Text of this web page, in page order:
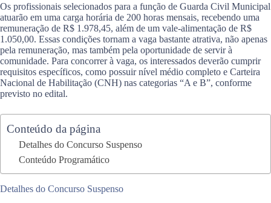
Os profissionais selecionados para a função de Guarda Civil Municipal
atuarão em uma carga horária de 200 horas mensais, recebendo uma
remuneração de R$ 1.978,45, além de um vale-alimentação de R$
1.050,00. Essas condições tornam a vaga bastante atrativa, não apenas
pela remuneração, mas também pela oportunidade de servir à
comunidade. Para concorrer à vaga, os interessados deverão cumprir
requisitos específicos, como possuir nível médio completo e Carteira
Nacional de Habilitação (CNH) nas categorias “A e B”, conforme
previsto no edital.
Conteúdo da página
Detalhes do Concurso Suspenso
Conteúdo Programático
Detalhes do Concurso Suspenso